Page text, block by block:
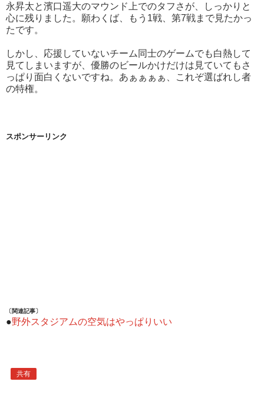
永昇太と濱口遥大のマウンド上でのタフさが、しっかりと
心に残りました。願わくば、もう1戦、第7戦まで見たかっ
たです。
しかし、応援していないチーム同士のゲームでも白熱して
見てしまいますが、優勝のビールかけだけは見ていてもさ
っぱり面白くないですね。あぁぁぁぁ、これぞ選ばれし者
の特権。
スポンサーリンク
〔関連記事〕
●野外スタジアムの空気はやっぱりいい
共有